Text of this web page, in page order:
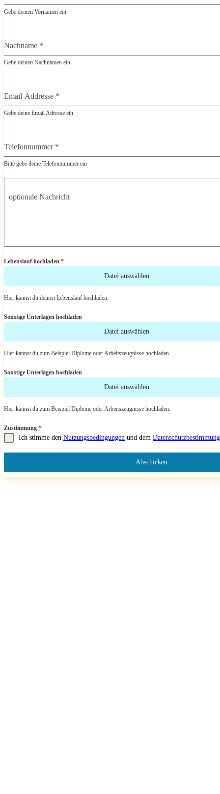
Gebe deinen Vornamen ein
Nachname *
Gebe deinen Nachnamen ein
Email-Addresse *
Gebe deine Email Adresse ein
Telefonnummer *
Bitte gebe deine Telefonnummer ein
optionale Nachricht
Lebenslauf hochladen *
Datei auswählen
Hier kannst du deinen Lebenslauf hochladen.
Sonstige Unterlagen hochladen
Datei auswählen
Hier kannst du zum Beispiel Diplome oder Arbeitszeugnisse hochladen.
Sonstige Unterlagen hochladen
Datei auswählen
Hier kannst du zum Beispiel Diplome oder Arbeitszeugnisse hochladen.
Zustimmung *
Ich stimme den Nutzungsbedingungen und dem
Abschicken